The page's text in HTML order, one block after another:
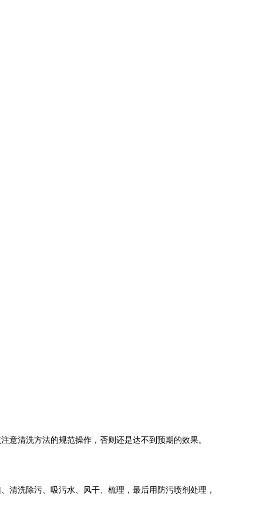
意清洗方法的规范操作，否则还是达不到预期的效果。
清洗除污、吸污水、风干、梳理，最后用防污喷剂处理，